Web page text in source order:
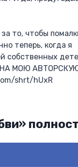
то, чтобы
теперь, когда я
собственных
МОЮ
shrt/hUxR